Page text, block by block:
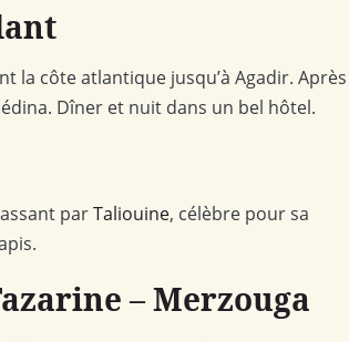
la côte atlantique jusqu’à Agadir. Après
Dîner et nuit dans un bel hôtel.
parTaliouine, célèbre pour sa
– Merzouga